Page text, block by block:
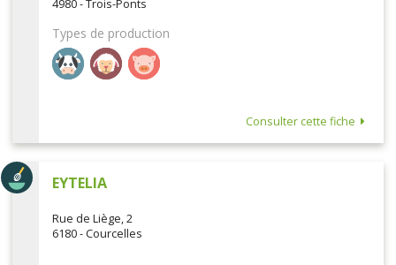
4980 - Trois-Ponts
Types de production
Consulter cette fiche
EYTELIA
Rue de Liège, 2
6180 - Courcelles